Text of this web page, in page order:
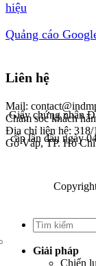
hiệu
Quảng cáo
Liên hệ
Mail:
Chăm sóc khách
Địa chỉ liên hệ:
Gò Vấp, TP. Hồ
Giấy chứng nhận
cấp lần đầu ngày
Giải pháp
Chiến